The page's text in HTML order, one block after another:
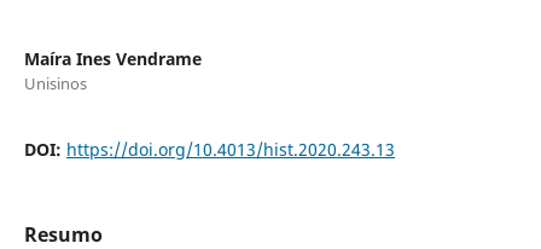
Maíra Ines Vendrame
Unisinos
DOI: https://doi.org/10.4013/hist.2020.243.13
Resumo